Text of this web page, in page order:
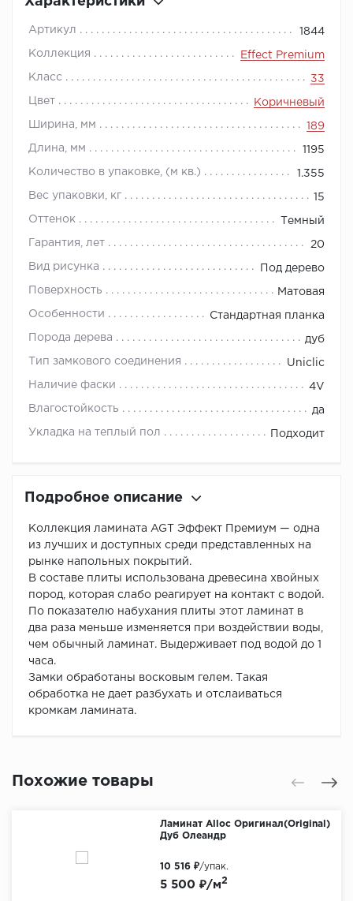
Артикул 1844
Коллекция Effect Premium
Класс 33
Цвет Коричневый
Ширина, мм 189
Длина, мм 1195
Количество в упаковке, (м кв.) 1.355
Вес упаковки, кг 15
Оттенок Темный
Гарантия, лет 20
Вид рисунка Под дерево
Поверхность Матовая
Особенности Стандартная планка
Порода дерева дуб
Тип замкового соединения Uniclic
Наличие фаски 4V
Влагостойкость да
Укладка на теплый пол Подходит
Подробное описание
Коллекция ламината AGT Эффект Премиум — одна
из лучших и доступных среди представленных на
рынке напольных покрытий.
В составе плиты использована древесина хвойных
пород, которая слабо реагирует на контакт с водой.
По показателю набухания плиты этот ламинат в
два раза меньше изменяется при воздействии воды,
чем обычный ламинат. Выдерживает под водой до 1
часа.
Замки обработаны восковым гелем. Такая
обработка не дает разбухать и отслаиваться
кромкам ламината.
Похожие товары
Ламинат Alloc Оригинал(Original)
Дуб Олеандр
5 500 ₽/м2
10 516 ₽/упак.